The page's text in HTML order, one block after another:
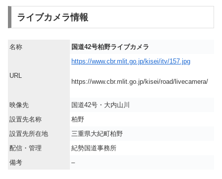
ライブカメラ情報
名称 国道42号柏野ライブカメラ
URL
https://www.cbr.mlit.go.jp/kisei/itv/157.jpg
https://www.cbr.mlit.go.jp/kisei/road/livecamera/
映像先
国道42号・大内山川
設置先名称
柏野
設置先所在地
三重県大紀町柏野
配信・管理
紀勢国道事務所
備考
–